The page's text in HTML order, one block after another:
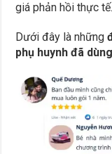
giá phản hồi thực tế.
Dưới đây là những
phụ huynh đã